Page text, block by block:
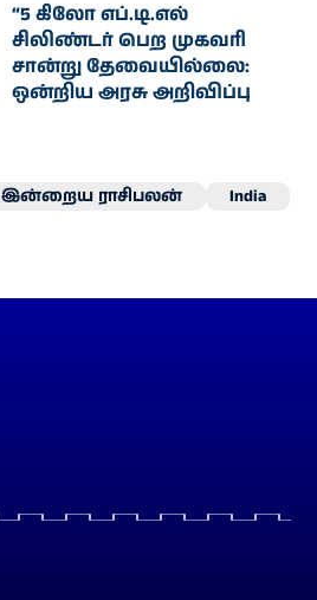
“5 கிலோ எப்.டி.எல்
சிலிண்டர் பெற முகவரி
சான்று தேவையில்லை:
ஒன்றிய அரசு அறிவிப்பு
இன்றைய ராசிபலன்
India